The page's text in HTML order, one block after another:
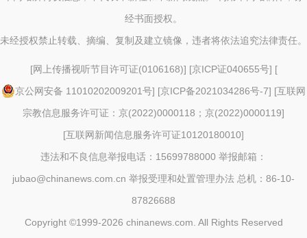
经书面授权。
未经授权禁止转载、摘编、复制及建立镜像，违者将依法追究法律责任。
[网上传播视听节目许可证(0106168)] [京ICP证040655号] [
京公网安备 11010202009201号] [京ICP备2021034286号-7] [互联网
宗教信息服务许可证：京(2022)0000118；京(2022)0000119]
[互联网新闻信息服务许可证10120180010]
违法和不良信息举报电话：15699788000 举报邮箱：
jubao@chinanews.com.cn 举报受理和处置管理办法 总机：86-10-
87826688
Copyright ©1999-2026 chinanews.com. All Rights Reserved